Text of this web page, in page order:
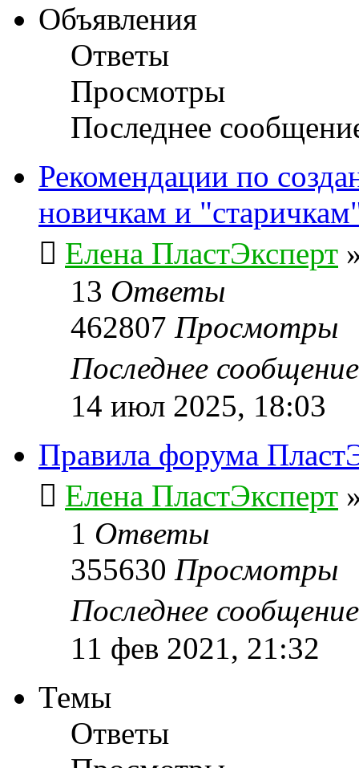
Объявления
Ответы
Просмотры
Последнее
Рекомендации по
новичкам и
Елена ПластЭксперт
13 Ответы
462807 Просмотры
Последнее
14 июл 2025, 18:03
Правила форума
Елена ПластЭксперт
1 Ответы
355630 Просмотры
Последнее
11 фев 2021, 21:32
Темы
Ответы